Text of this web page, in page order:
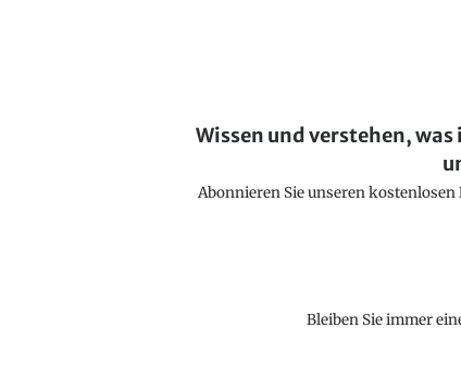
Wissen und verstehen,
Abonnieren Sie unseren
Bleiben Sie immer